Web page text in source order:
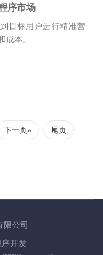
序市场
目标用户进行精准营
本。
下一页» 尾页
限公司
开发